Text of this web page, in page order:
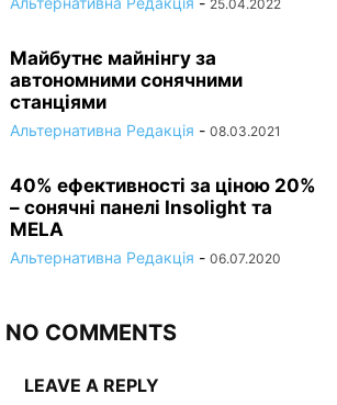
25.04.2022
Майбутнє майнінгу за
автономними сонячними
станціями
Альтернативна Редакція - 08.03.2021
40% ефективності за ціною 20%
– сонячні панелі Insolight та
MELA
Альтернативна Редакція - 06.07.2020
NO COMMENTS
LEAVE A REPLY